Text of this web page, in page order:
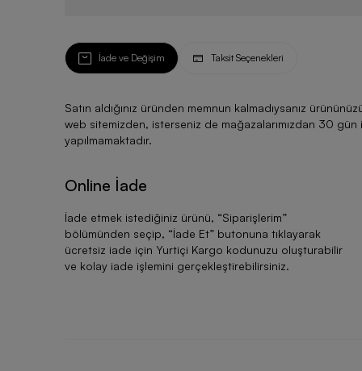
İade ve Değişim Taksit Seçenekleri
Satın aldığınız üründen memnun kalmadıysanız
web sitemizden, isterseniz de mağazalarımızdan 30
yapılmamaktadır.
Online İade
İade etmek istediğiniz ürünü, “Siparişlerim”
bölümünden seçip, “İade Et” butonuna tıklayarak
ücretsiz iade için Yurtiçi Kargo kodunuzu oluşturabilir
ve kolay iade işlemini gerçekleştirebilirsiniz.